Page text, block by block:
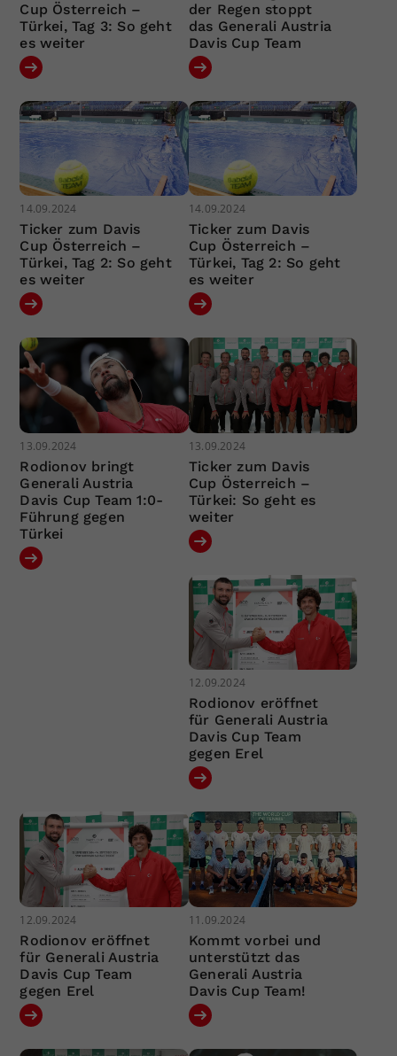
Cup Österreich –
Türkei, Tag 3: So geht
es weiter
der Regen stoppt
das Generali Austria
Davis Cup Team
14.09.2024
Ticker zum Davis
Cup Österreich –
Türkei, Tag 2: So geht
es weiter
14.09.2024
Ticker zum Davis
Cup Österreich –
Türkei, Tag 2: So geht
es weiter
13.09.2024
Rodionov bringt
Generali Austria
Davis Cup Team 1:0-
Führung gegen
Türkei
13.09.2024
Ticker zum Davis
Cup Österreich –
Türkei: So geht es
weiter
12.09.2024
Rodionov eröffnet
für Generali Austria
Davis Cup Team
gegen Erel
12.09.2024
Rodionov eröffnet
für Generali Austria
Davis Cup Team
gegen Erel
11.09.2024
Kommt vorbei und
unterstützt das
Generali Austria
Davis Cup Team!